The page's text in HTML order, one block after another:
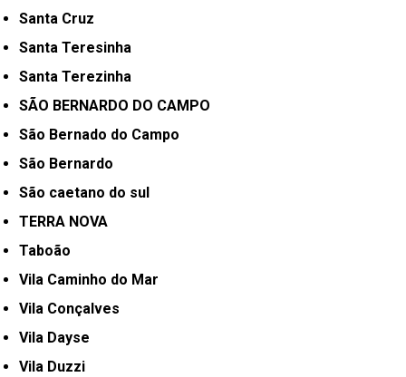
Santa Cruz
Santa Teresinha
Santa Terezinha
SÃO BERNARDO DO CAMPO
São Bernado do Campo
São Bernardo
São caetano do sul
TERRA NOVA
Taboão
Vila Caminho do Mar
Vila Conçalves
Vila Dayse
Vila Duzzi